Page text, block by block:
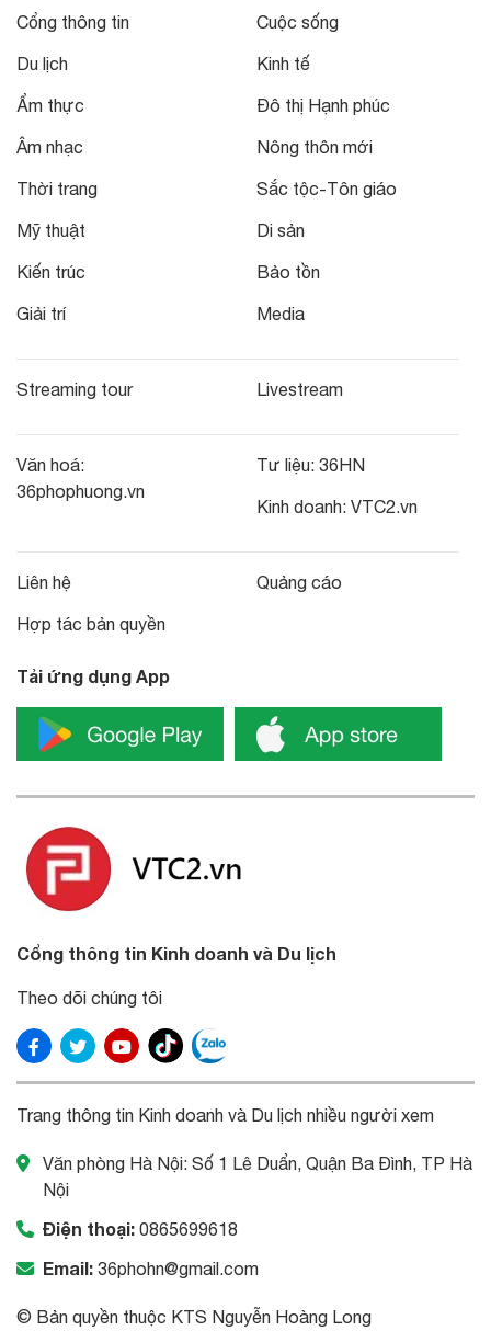
Cổng thông tin
Du lịch
Ẩm thực
Âm nhạc
Thời trang
Mỹ thuật
Kiến trúc
Giải trí
Cuộc sống
Kinh tế
Đô thị Hạnh phúc
Nông thôn mới
Sắc tộc-Tôn giáo
Di sản
Bảo tồn
Media
Streaming tour Livestream
Văn hoá:
36phophuong.vn
Tư liệu: 36HN
Kinh doanh: VTC2.vn
Liên hệ
Hợp tác bản quyền
Quảng cáo
Tải ứng dụng App
Cổng thông tin Kinh doanh và Du lịch
Theo dõi chúng tôi
Trang thông tin Kinh doanh và Du lịch nhiều người xem
Văn phòng Hà Nội: Số 1 Lê Duẩn, Quận Ba Đình, TP Hà
Nội
Điện thoại: 0865699618
Email: 36phohn@gmail.com
© Bản quyền thuộc KTS Nguyễn Hoàng Long